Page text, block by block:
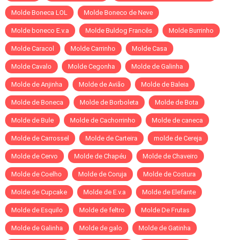
Molde Boneca LOL Molde Boneco de Neve
Molde boneco E.v.a Molde Buldog Francês Molde Burrinho
Molde Caracol Molde Carrinho Molde Casa
Molde Cavalo Molde Cegonha Molde de Galinha
Molde de Anjinha Molde de Avião Molde de Baleia
Molde de Boneca Molde de Borboleta Molde de Bota
Molde de Bule Molde de Cachorrinho Molde de caneca
Molde de Carrossel Molde de Carteira molde de Cereja
Molde de Cervo Molde de Chapéu Molde de Chaveiro
Molde de Coelho Molde de Coruja Molde de Costura
Molde de Cupcake Molde de E.v.a Molde de Elefante
Molde de Esquilo Molde de feltro Molde De Frutas
Molde de Galinha Molde de galo Molde de Gatinha